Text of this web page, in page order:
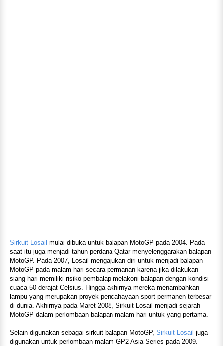
Sirkuit Losail mulai dibuka untuk balapan MotoGP pada 2004. Pada
saat itu juga menjadi tahun perdana Qatar menyelenggarakan balapan
MotoGP. Pada 2007, Losail mengajukan diri untuk menjadi balapan
MotoGP pada malam hari secara permanan karena jika dilakukan
siang hari memiliki risiko pembalap melakoni balapan dengan kondisi
cuaca 50 derajat Celsius. Hingga akhirnya mereka menambahkan
lampu yang merupakan proyek pencahayaan sport permanen terbesar
di dunia. Akhirnya pada Maret 2008, Sirkuit Losail menjadi sejarah
MotoGP dalam perlombaan balapan malam hari untuk yang pertama.
Selain digunakan sebagai sirkuit balapan MotoGP, Sirkuit Losail juga
digunakan untuk perlombaan malam GP2 Asia Series pada 2009.